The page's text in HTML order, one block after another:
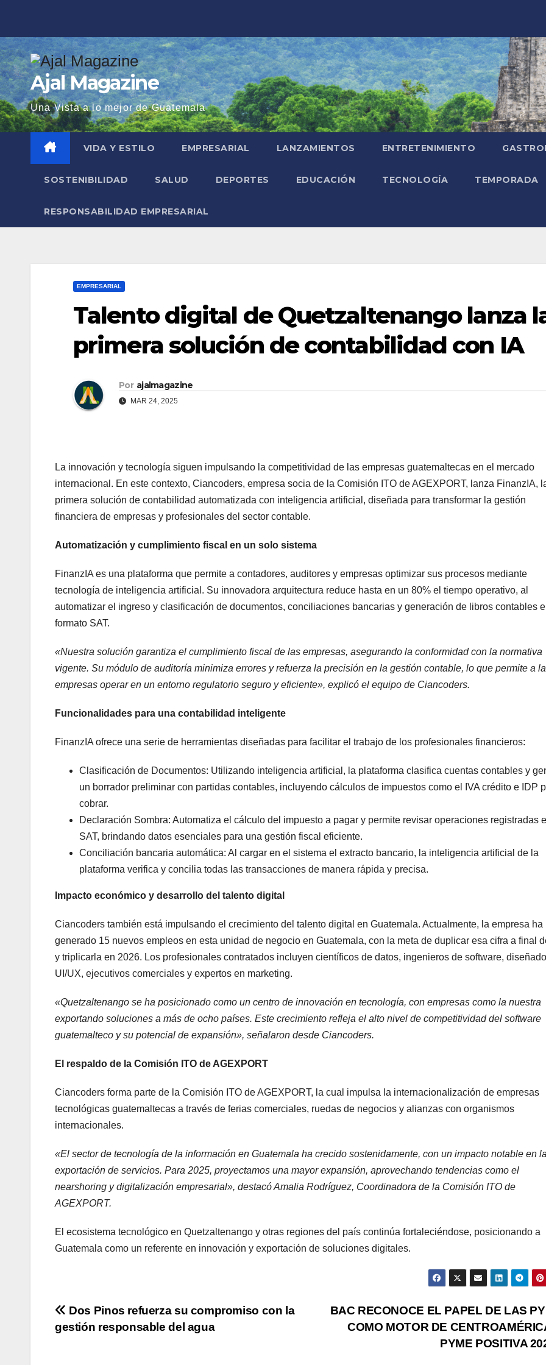
contenido
Ajal Magazine
Una Vista a lo mejor de Guatemala
VIDA Y ESTILO EMPRESARIAL LANZAMIENTOS ENTRETENIMIENTO
SOSTENIBILIDAD SALUD DEPORTES EDUCACIÓN TECNOLOGÍA TEMPORADA
RESPONSABILIDAD EMPRESARIAL
EMPRESARIAL
Talento digital de Quetzaltenango lanza
primera solución de contabilidad con IA
Por ajalmagazine
MAR 24, 2025
La innovación y tecnología siguen impulsando la competitividad de las empresas guatemaltecas en el mercado
internacional. En este contexto, Ciancoders, empresa socia de la Comisión ITO de AGEXPORT, lanza FinanzIA,
primera solución de contabilidad automatizada con inteligencia artificial, diseñada para transformar la gestión
financiera de empresas y profesionales del sector contable.
Automatización y cumplimiento fiscal en un solo sistema
FinanzIA es una plataforma que permite a contadores, auditores y empresas optimizar sus procesos mediante
tecnología de inteligencia artificial. Su innovadora arquitectura reduce hasta en un 80% el tiempo operativo, al
automatizar el ingreso y clasificación de documentos, conciliaciones bancarias y generación de libros contables
formato SAT.
«Nuestra solución garantiza el cumplimiento fiscal de las empresas, asegurando la conformidad con la normativa
vigente. Su módulo de auditoría minimiza errores y refuerza la precisión en la gestión contable, lo que permite a
empresas operar en un entorno regulatorio seguro y eficiente», explicó el equipo de Ciancoders.
Funcionalidades para una contabilidad inteligente
FinanzIA ofrece una serie de herramientas diseñadas para facilitar el trabajo de los profesionales financieros:
Clasificación de Documentos: Utilizando inteligencia artificial, la plataforma clasifica cuentas contables y
un borrador preliminar con partidas contables, incluyendo cálculos de impuestos como el IVA crédito e IDP
cobrar.
Declaración Sombra: Automatiza el cálculo del impuesto a pagar y permite revisar operaciones registradas
SAT, brindando datos esenciales para una gestión fiscal eficiente.
Conciliación bancaria automática: Al cargar en el sistema el extracto bancario, la inteligencia artificial de la
plataforma verifica y concilia todas las transacciones de manera rápida y precisa.
Impacto económico y desarrollo del talento digital
Ciancoders también está impulsando el crecimiento del talento digital en Guatemala. Actualmente, la empresa ha
generado 15 nuevos empleos en esta unidad de negocio en Guatemala, con la meta de duplicar esa cifra a final
y triplicarla en 2026. Los profesionales contratados incluyen científicos de datos, ingenieros de software,
UI/UX, ejecutivos comerciales y expertos en marketing.
«Quetzaltenango se ha posicionado como un centro de innovación en tecnología, con empresas como la nuestra
exportando soluciones a más de ocho países. Este crecimiento refleja el alto nivel de competitividad del software
guatemalteco y su potencial de expansión», señalaron desde Ciancoders.
El respaldo de la Comisión ITO de AGEXPORT
Ciancoders forma parte de la Comisión ITO de AGEXPORT, la cual impulsa la internacionalización de empresas
tecnológicas guatemaltecas a través de ferias comerciales, ruedas de negocios y alianzas con organismos
internacionales.
«El sector de tecnología de la información en Guatemala ha crecido sostenidamente, con un impacto notable en la
exportación de servicios. Para 2025, proyectamos una mayor expansión, aprovechando tendencias como el
nearshoring y digitalización empresarial», destacó Amalia Rodríguez, Coordinadora de la Comisión ITO de
AGEXPORT.
El ecosistema tecnológico en Quetzaltenango y otras regiones del país continúa fortaleciéndose, posicionando a
Guatemala como un referente en innovación y exportación de soluciones digitales.
Navegación
de
BAC RECONOCE EL PAPEL DE LAS
COMO MOTOR DE
PYME POSITIVA
Dos Pinos refuerza su compromiso con la
gestión responsable del agua